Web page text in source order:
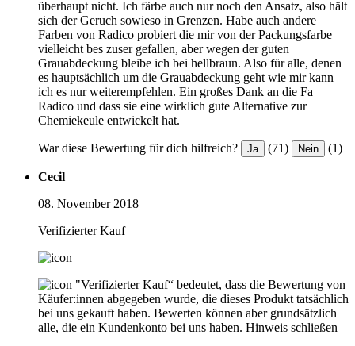
überhaupt nicht. Ich färbe auch nur noch den Ansatz, also hält
sich der Geruch sowieso in Grenzen. Habe auch andere
Farben von Radico probiert die mir von der Packungsfarbe
vielleicht bes zuser gefallen, aber wegen der guten
Grauabdeckung bleibe ich bei hellbraun. Also für alle, denen
es hauptsächlich um die Grauabdeckung geht wie mir kann
ich es nur weiterempfehlen. Ein großes Dank an die Fa
Radico und dass sie eine wirklich gute Alternative zur
Chemiekeule entwickelt hat.
War diese Bewertung für dich hilfreich? Ja (71) Nein (1)
Cecil
08. November 2018
Verifizierter Kauf
"Verifizierter Kauf“ bedeutet, dass die Bewertung von
Käufer:innen abgegeben wurde, die dieses Produkt tatsächlich
bei uns gekauft haben. Bewerten können aber grundsätzlich
alle, die ein Kundenkonto bei uns haben. Hinweis schließen